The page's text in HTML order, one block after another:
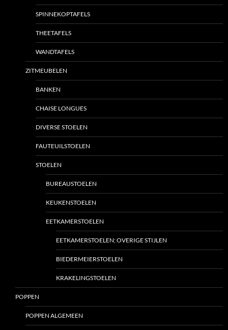
SPINNEKOPTAFELS
THEETAFELS
WANDTAFELS
ZITMEUBELEN
BANKEN
CHAISE LONGUES
DIVERSE STOELEN
FAUTEUILSTOELEN
STOELEN
BUREAUSTOELEN
KEUKENSTOELEN
EETKAMERSTOELEN
EETKAMERSTOELEN; OVERIGE STIJLEN
BIEDERMEIERSTOELEN
KRAKELINGSTOELEN
POPPEN
POPPEN ALGEMEEN